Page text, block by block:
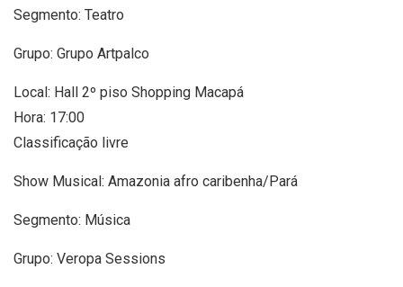
Segmento: Teatro
Grupo: Grupo Artpalco
Local: Hall 2º piso Shopping Macapá
Hora: 17:00
Classificação livre
Show Musical: Amazonia afro caribenha/Pará
Segmento: Música
Grupo: Veropa Sessions